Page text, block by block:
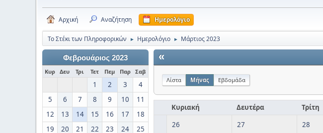
Αρχική Αναζήτηση Ημερολόγιο
Το Στέκι των Πληροφορικών ► Ημερολόγιο ► Μάρτιος 2023
Φεβρουάριος 2023
Κυρ Δευ Τρι Τετ Πεμ Παρ Σαβ
1 2 3
4
5
6 7 8 9 10
11
12
13 14 15 16 17
18
19
20 21 22 23 24
25
«
Λίστα Μήνας Εβδομάδα
Κυριακή Δευτέρα Τρίτη
26 27 28